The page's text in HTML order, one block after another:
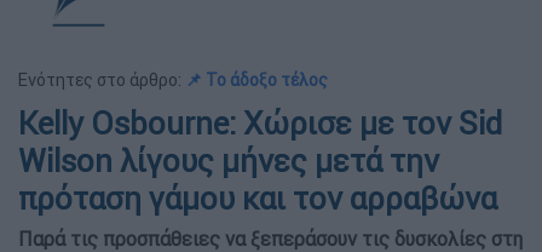
Ενότητες στο άρθρο: 📌 Το άδοξο τέλος
Kelly Osbourne: Χώρισε με τον Sid
Wilson λίγους μήνες μετά την
πρόταση γάμου και τον αρραβώνα
Παρά τις προσπάθειες να ξεπεράσουν τις δυσκολίες στη